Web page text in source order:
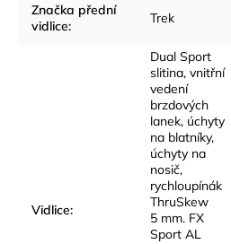
Značka přední
vidlice: Trek
Vidlice:
Dual Sport
slitina, vnitřní
vedení
brzdových
lanek, úchyty
na blatníky,
úchyty na
nosič,
rychloupínák
ThruSkew
5 mm. FX
Sport AL